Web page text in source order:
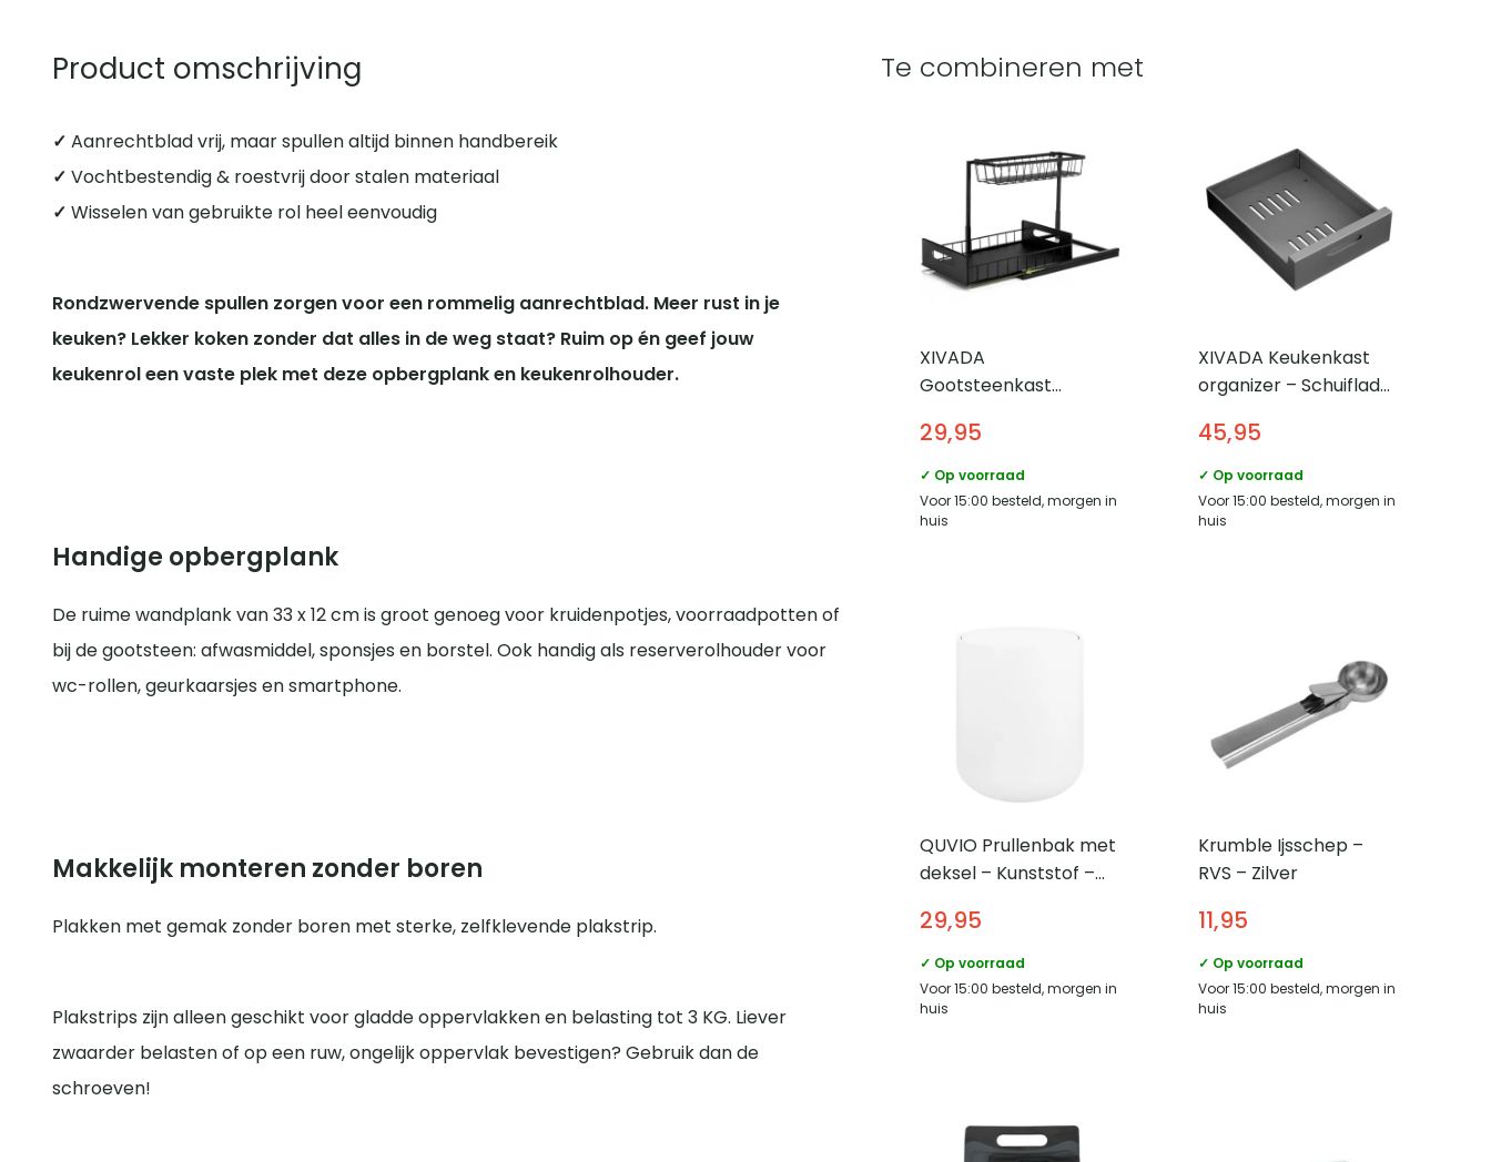
Product omschrijving
✓ Aanrechtblad vrij, maar spullen altijd binnen handbereik
✓ Vochtbestendig & roestvrij door stalen materiaal
✓ Wisselen van gebruikte rol heel eenvoudig
Rondzwervende spullen zorgen voor een rommelig aanrechtblad. Meer rust in je
keuken? Lekker koken zonder dat alles in de weg staat? Ruim op én geef jouw
keukenrol een vaste plek met deze opbergplank en keukenrolhouder.
Handige opbergplank
De ruime wandplank van 33 x 12 cm is groot genoeg voor kruidenpotjes, voorraadpotten of
bij de gootsteen: afwasmiddel, sponsjes en borstel. Ook handig als reserverolhouder voor
wc-rollen, geurkaarsjes en smartphone.
Makkelijk monteren zonder boren
Plakken met gemak zonder boren met sterke, zelfklevende plakstrip.
Plakstrips zijn alleen geschikt voor gladde oppervlakken en belasting tot 3 KG. Liever
zwaarder belasten of op een ruw, ongelijk oppervlak bevestigen? Gebruik dan de
schroeven!
Te combineren met
XIVADA
Gootsteenkast
Uitschuifbaar – Zwart
29,95
✓ Op voorraad
Voor 15:00 besteld, morgen in
huis
XIVADA Keukenkast
organizer – Schuiflade
Zwart
45,95
✓ Op voorraad
Voor 15:00 besteld, morgen in
huis
QUVIO Prullenbak met
deksel – Kunststof –
29,95
✓ Op voorraad
Voor 15:00 besteld, morgen in
huis
Krumble Ijsschep –
RVS – Zilver
11,95
✓ Op voorraad
Voor 15:00 besteld, morgen in
huis